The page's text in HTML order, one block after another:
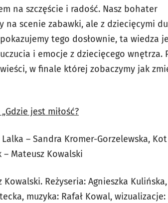
na szczęście i radość. Nasz bohater
na scenie zabawki, ale z dziecięcymi
tego dosłownie, ta wiedza
i emocje z dziecięcego wnętrza.
w finale której zobaczymy jak
jest miłość?
– Sandra Kromer-Gorzelewska,
– Mateusz Kowalski
Reżyseria: Agnieszka Kulińska,
muzyka: Rafał Kowal, wizualizacje: